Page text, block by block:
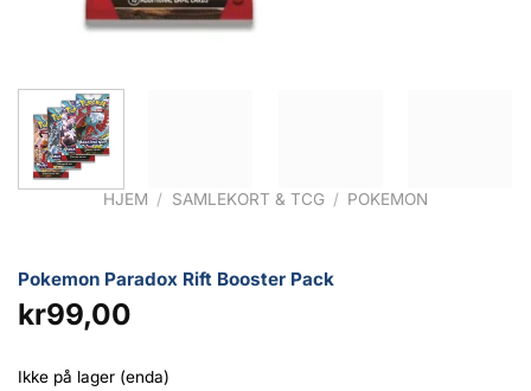
HJEM / SAMLEKORT & TCG / POKEMON
Pokemon Paradox Rift Booster Pack
kr99,00
Ikke på lager (enda)